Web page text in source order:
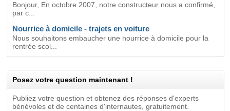
Bonjour, En octobre 2007, notre constructeur nous a confirmé,
par c...
Nourrice à domicile - trajets en voiture
Nous souhaitons embaucher une nourrice à domicile pour la
rentrée scol...
Posez votre question maintenant !
Publiez votre question et obtenez des réponses d'experts
bénévoles et de centaines d'internautes, gratuitement.